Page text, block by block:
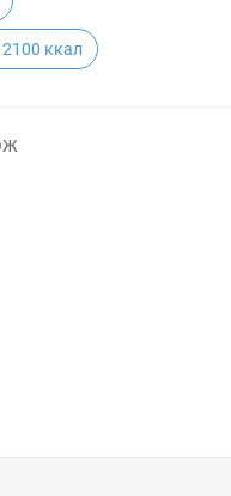
ккал